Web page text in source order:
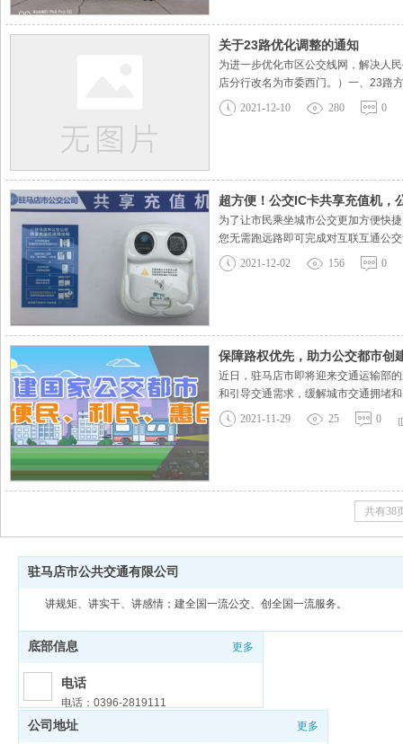
关于23路优化调整的通知
为进一步优化市区公交线网，解决人
店分行改名为市委西门。）一、23路
公园音乐台。23路站名站点早班：公
序上行站序下行站名备注站名备注1人
2021-12-10 280 0
超方便！公交IC卡共享充值机，
为了让市民乘坐城市公交更加方便快
您无需跑远路即可完成对互联互通公
站亭。让您不管是等公交，还是逛街
放在充值机指定区域，连接手机
2021-12-02 156 0
保障路权优先，助力公交都市创
近日，驻马店市即将迎来交通运输部
和引导交通需求，缓解城市交通拥堵
先发展战略，将城市公交发展作为提
先、公交引领
2021-11-29 25 0
共有38
驻马店市公共交通有限公司
讲规矩、讲实干、讲感情；建全国一流公交、创全国一流服务。
底部信息 更多
电话
电话：0396-2819111
邮箱
公司地址 更多